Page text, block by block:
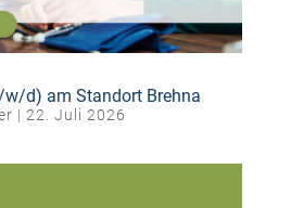
d) am Standort Brehna
| 22. Juli 2026